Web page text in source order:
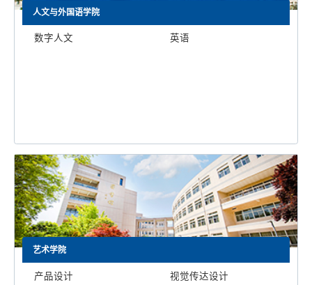
人文与外国语学院
数字人文 英语
艺术学院
产品设计 视觉传达设计